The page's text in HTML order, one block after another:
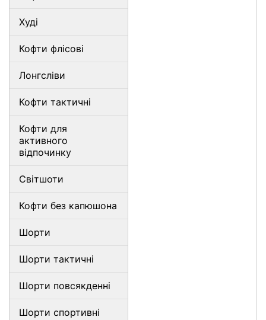
Худі
Кофти флісові
Лонгсліви
Кофти тактичні
Кофти для
активного
відпочинку
Світшоти
Кофти без капюшона
Шорти
Шорти тактичні
Шорти повсякденні
Шорти спортивні